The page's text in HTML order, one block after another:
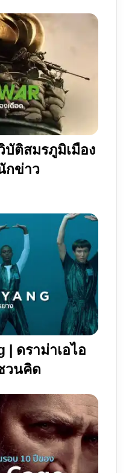
นก
กระสา
งาน
ทิ้ง
ทวน
ของ
ปู่
มิ
ยา
ซากิบัติสมรภูมิเมือง
กข่าว
| ดราม่าเอไอ
วนคิด